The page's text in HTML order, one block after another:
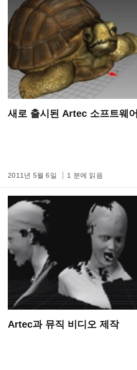
새로 출시된 Artec 소프트웨어
2011년 5월 6일 1 분에 읽음
Artec과 뮤직 비디오 제작